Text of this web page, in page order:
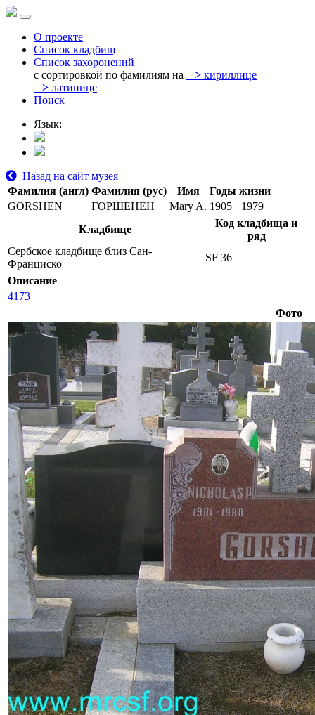
О проекте
Список кладбищ
Список захоронений
с сортировкой по фамилиям на
> кириллице
> латинице
Поиск
Язык:
Назад на сайт музея
Фамилия (англ) Фамилия (рус) Имя
Годы жизни
GORSHEN
ГОРШЕНЕН Mary A. 1905
1979
Кладбище
Код кладбища и
ряд
Сербское кладбище близ Сан-
Франциско
SF 36
Описание
4173
Фото